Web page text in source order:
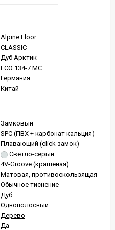
Alpine Floor
CLASSIC
Дуб Арктик
ЕСО 134-7 MC
Германия
Китай
Замковый
SPC (ПВХ + карбонат кальция)
Плавающий (click замок)
Светло-серый
4V-Groove (крашеная)
Матовая, противоскользящая
Обычное тиснение
Дуб
Однополосный
Дерево
Да